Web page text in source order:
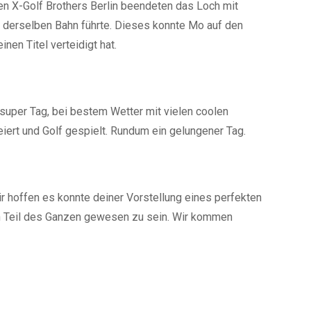
X-Golf Brothers Berlin beendeten das Loch mit
Bahn führte. Dieses konnte Mo auf den
Titel verteidigt hat.
Tag, bei bestem Wetter mit vielen coolen
und Golf gespielt. Rundum ein gelungener Tag.
hoffen es konnte deiner Vorstellung eines perfekten
des Ganzen gewesen zu sein. Wir kommen